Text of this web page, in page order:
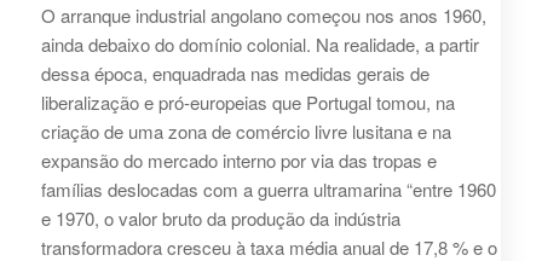
O arranque industrial angolano começou nos anos 1960,
ainda debaixo do domínio colonial. Na realidade, a partir
dessa época, enquadrada nas medidas gerais de
liberalização e pró-europeias que Portugal tomou, na
criação de uma zona de comércio livre lusitana e na
expansão do mercado interno por via das tropas e
famílias deslocadas com a guerra ultramarina “entre 1960
e 1970, o valor bruto da produção da indústria
transformadora cresceu à taxa média anual de 17,8 % e o